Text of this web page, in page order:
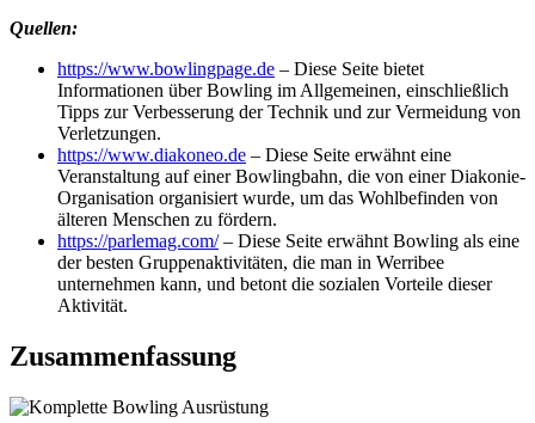
Quellen:
https://www.bowlingpage.de – Diese Seite bietet
Informationen über Bowling im Allgemeinen, einschließlich
Tipps zur Verbesserung der Technik und zur Vermeidung von
Verletzungen.
https://www.diakoneo.de – Diese Seite erwähnt eine
Veranstaltung auf einer Bowlingbahn, die von einer Diakonie-
Organisation organisiert wurde, um das Wohlbefinden von
älteren Menschen zu fördern.
https://parlemag.com/– Diese Seite erwähnt Bowling als eine
der besten Gruppenaktivitäten, die man in Werribee
unternehmen kann, und betont die sozialen Vorteile dieser
Aktivität.
Zusammenfassung